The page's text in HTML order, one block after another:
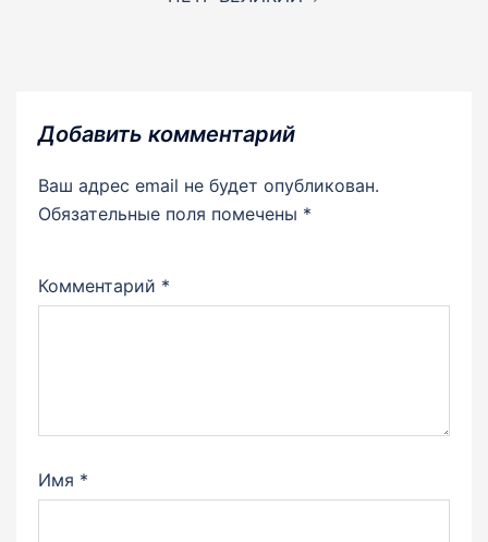
Добавить комментарий
Ваш адрес email не будет опубликован.
Обязательные поля помечены *
Комментарий *
Имя *